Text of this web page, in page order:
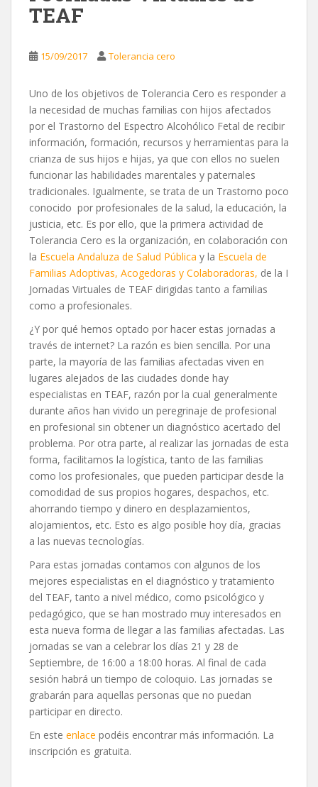
TEAF
15/09/2017 Tolerancia cero
Uno de los objetivos de Tolerancia Cero es responder a
la necesidad de muchas familias con hijos afectados
por el Trastorno del Espectro Alcohólico Fetal de recibir
información, formación, recursos y herramientas para la
crianza de sus hijos e hijas, ya que con ellos no suelen
funcionar las habilidades marentales y paternales
tradicionales. Igualmente, se trata de un Trastorno poco
conocido por profesionales de la salud, la educación, la
justicia, etc. Es por ello, que la primera actividad de
Tolerancia Cero es la organización, en colaboración con
la Escuela Andaluza de Salud Pública y la Escuela de
Familias Adoptivas, Acogedoras y Colaboradoras, de la I
Jornadas Virtuales de TEAF dirigidas tanto a familias
como a profesionales.
¿Y por qué hemos optado por hacer estas jornadas a
través de internet? La razón es bien sencilla. Por una
parte, la mayoría de las familias afectadas viven en
lugares alejados de las ciudades donde hay
especialistas en TEAF, razón por la cual generalmente
durante años han vivido un peregrinaje de profesional
en profesional sin obtener un diagnóstico acertado del
problema. Por otra parte, al realizar las jornadas de esta
forma, facilitamos la logística, tanto de las familias
como los profesionales, que pueden participar desde la
comodidad de sus propios hogares, despachos, etc.
ahorrando tiempo y dinero en desplazamientos,
alojamientos, etc. Esto es algo posible hoy día, gracias
a las nuevas tecnologías.
Para estas jornadas contamos con algunos de los
mejores especialistas en el diagnóstico y tratamiento
del TEAF, tanto a nivel médico, como psicológico y
pedagógico, que se han mostrado muy interesados en
esta nueva forma de llegar a las familias afectadas. Las
jornadas se van a celebrar los días 21 y 28 de
Septiembre, de 16:00 a 18:00 horas. Al final de cada
sesión habrá un tiempo de coloquio. Las jornadas se
grabarán para aquellas personas que no puedan
participar en directo.
En este enlace podéis encontrar más información. La
inscripción es gratuita.